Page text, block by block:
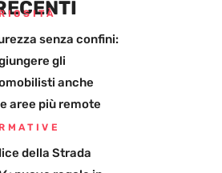
senza confini:
gli
anche
aree più remote
della Strada